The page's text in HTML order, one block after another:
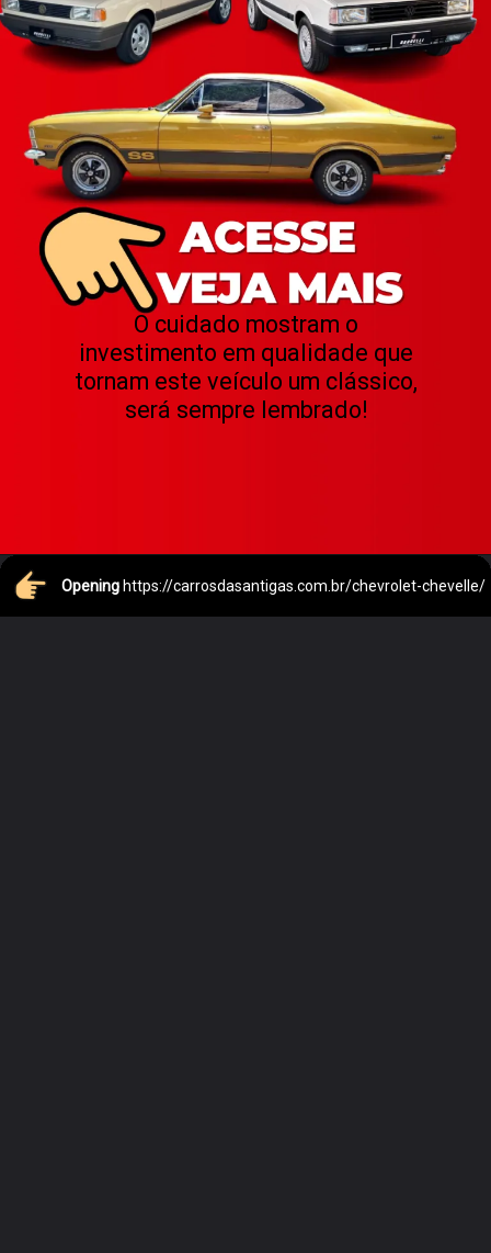
O cuidado mostram o
investimento em qualidade que
tornam este veículo um clássico,
será sempre lembrado!
Opening https://carrosdasantigas.com.br/chevrolet-chevelle/